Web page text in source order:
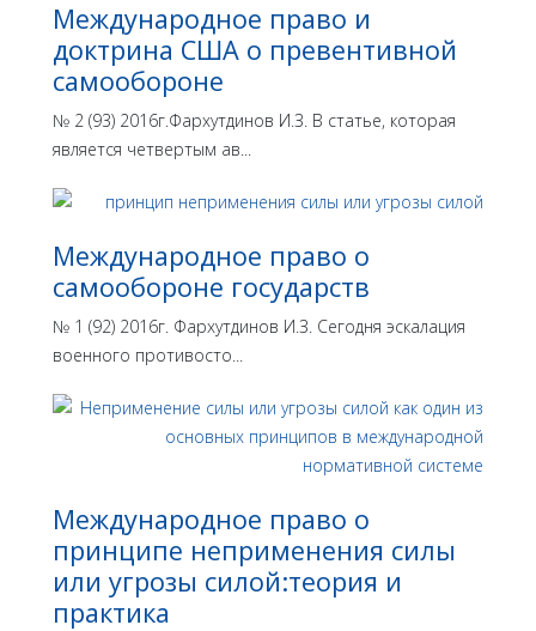
Международное право и
доктрина США о превентивной
самообороне
№ 2 (93) 2016г.Фархутдинов И.З. В статье, которая
является четвертым ав...
Международное право о
самообороне государств
№ 1 (92) 2016г. Фархутдинов И.З. Сегодня эскалация
военного противосто...
Международное право о
принципе неприменения силы
или угрозы силой:теория и
практика